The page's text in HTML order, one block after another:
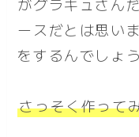
がグラキュさん
ースだとは思い
をするんでしょ
さっそく作って